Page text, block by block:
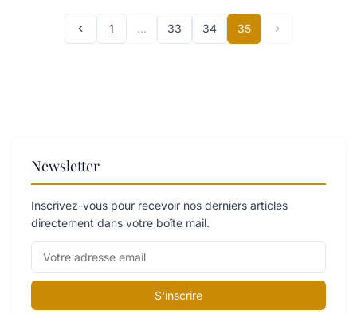
1 … 33 34 35
Newsletter
Inscrivez-vous pour recevoir nos derniers articles
directement dans votre boîte mail.
S'inscrire